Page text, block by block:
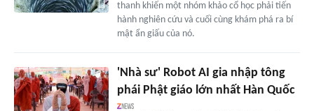
thanh khiến một nhóm khảo cổ học phải tiến
hành nghiên cứu và cuối cùng khám phá ra bí
mật ẩn giấu của nó.
'Nhà sư' Robot AI gia nhập tông
phái Phật giáo lớn nhất Hàn Quốc